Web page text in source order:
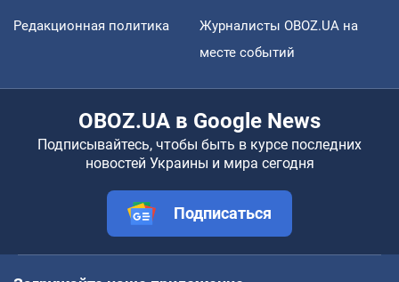
Редакционная политика
Журналисты OBOZ.UA на
месте событий
OBOZ.UA в Google News
Подписывайтесь, чтобы быть в курсе последних
новостей Украины и мира сегодня
Подписаться